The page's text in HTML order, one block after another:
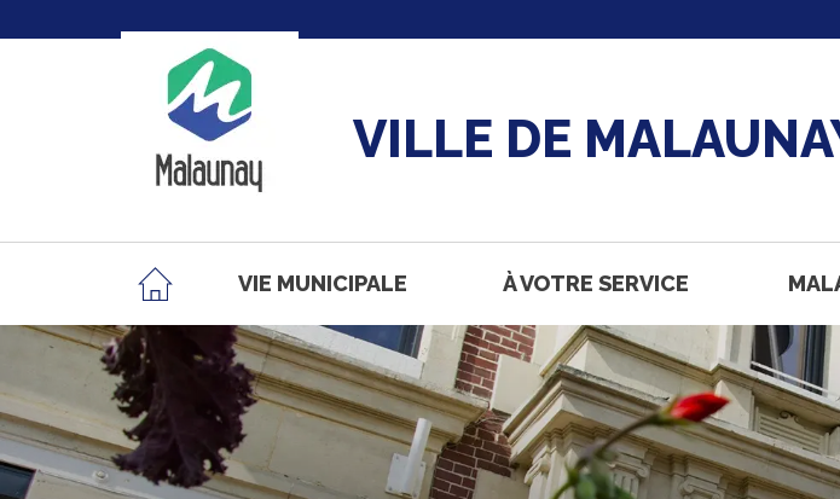
VILLE DE
VIE MUNICIPALE À VOTRE SERVICE